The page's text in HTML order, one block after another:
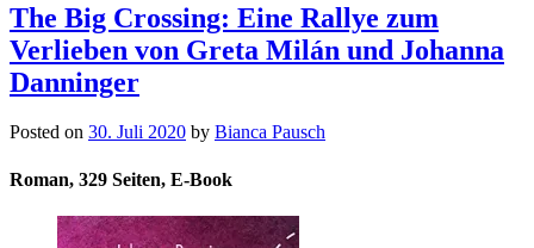
The Big Crossing: Eine Rallye zum
Verlieben von Greta Milán und Johanna
Danninger
Posted on 30. Juli 2020 by Bianca Pausch
Roman, 329 Seiten, E-Book